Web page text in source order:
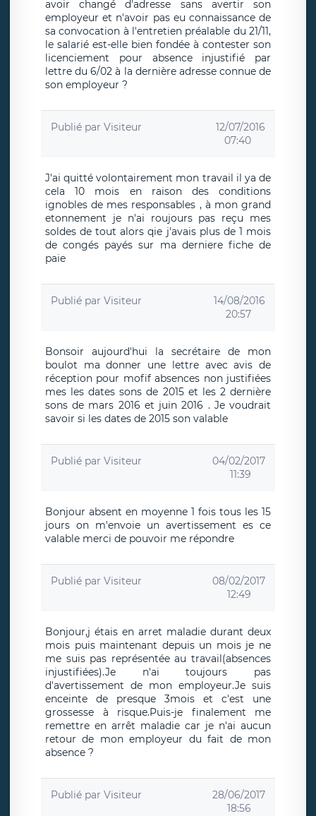
avoir changé d'adresse sans avertir son
employeur et n'avoir pas eu connaissance de
sa convocation à l'entretien préalable du 21/11,
le salarié est-elle bien fondée à contester son
licenciement pour absence injustifié par
lettre du 6/02 à la dernière adresse connue de
son employeur ?
Publié par Visiteur
12/07/2016
07:40
J'ai quitté volontairement mon travail il ya de
cela 10 mois en raison des conditions
ignobles de mes responsables , à mon grand
etonnement je n'ai roujours pas reçu mes
soldes de tout alors qie j'avais plus de 1 mois
de congés payés sur ma derniere fiche de
paie
Publié par Visiteur
14/08/2016
20:57
Bonsoir aujourd'hui la secrétaire de mon
boulot ma donner une lettre avec avis de
réception pour mofif absences non justifiées
mes les dates sons de 2015 et les 2 dernière
sons de mars 2016 et juin 2016 . Je voudrait
savoir si les dates de 2015 son valable
Publié par Visiteur
04/02/2017
11:39
Bonjour absent en moyenne 1 fois tous les 15
jours on m'envoie un avertissement es ce
valable merci de pouvoir me répondre
Publié par Visiteur
08/02/2017
12:49
Bonjour,j étais en arret maladie durant deux
mois puis maintenant depuis un mois je ne
me suis pas représentée au travail(absences
injustifiées).Je n'ai toujours pas
d'avertissement de mon employeur.Je suis
enceinte de presque 3mois et c'est une
grossesse à risque.Puis-je finalement me
remettre en arrêt maladie car je n'ai aucun
retour de mon employeur du fait de mon
absence ?
Publié par Visiteur
28/06/2017
18:56